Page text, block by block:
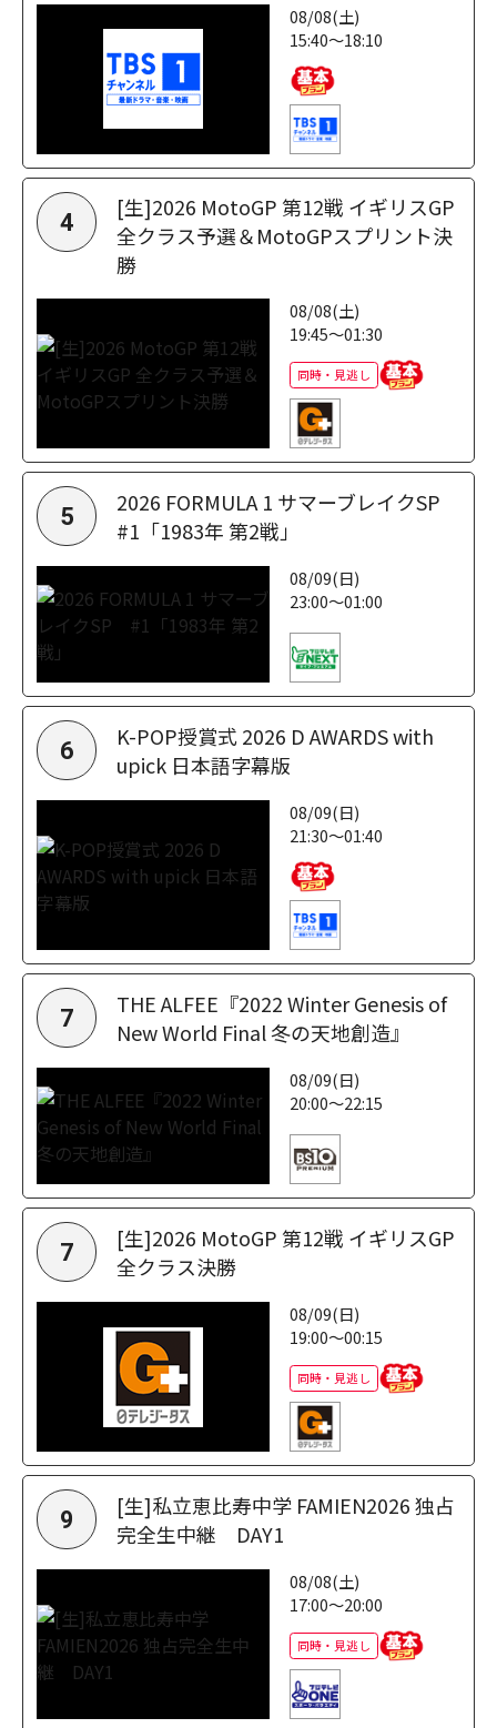
08/08(土)
15:40～18:10
4
[生]2026 MotoGP 第12戦 イギリスGP
全クラス予選＆MotoGPスプリント決
勝
08/08(土)
19:45～01:30
同時・見逃し
5
2026 FORMULA 1 サマーブレイクSP
#1「1983年 第2戦」
08/09(日)
23:00～01:00
6
K-POP授賞式 2026 D AWARDS with
upick 日本語字幕版
08/09(日)
21:30～01:40
7
THE ALFEE『2022 Winter Genesis of
New World Final 冬の天地創造』
08/09(日)
20:00～22:15
7
[生]2026 MotoGP 第12戦 イギリスGP
全クラス決勝
08/09(日)
19:00～00:15
同時・見逃し
9
[生]私立恵比寿中学 FAMIEN2026 独占
完全生中継 DAY1
08/08(土)
17:00～20:00
同時・見逃し